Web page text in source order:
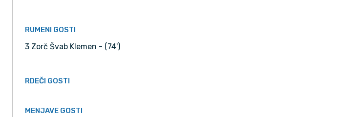
RUMENI GOSTI
3 Zorč Švab Klemen - (74')
RDEČI GOSTI
MENJAVE GOSTI